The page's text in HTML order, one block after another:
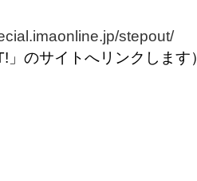
stepout/
」のサイトへリンクします